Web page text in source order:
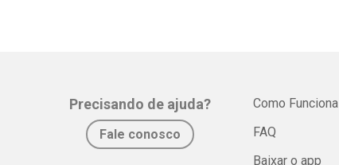
Precisando de ajuda?
Fale conosco
Como Funciona
FAQ
Baixar o app